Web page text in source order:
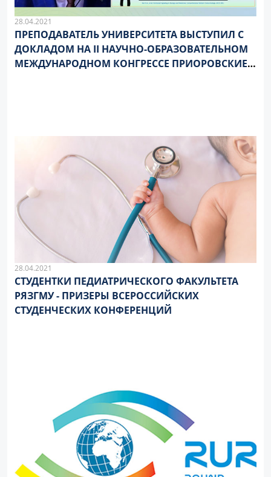
28.04.2021
ПРЕПОДАВАТЕЛЬ УНИВЕРСИТЕТА ВЫСТУПИЛ С
ДОКЛАДОМ НА II НАУЧНО-ОБРАЗОВАТЕЛЬНОМ
МЕЖДУНАРОДНОМ КОНГРЕССЕ ПРИОРОВСКИЕ
28.04.2021
СТУДЕНТКИ ПЕДИАТРИЧЕСКОГО ФАКУЛЬТЕТА
РЯЗГМУ - ПРИЗЕРЫ ВСЕРОССИЙСКИХ
СТУДЕНЧЕСКИХ КОНФЕРЕНЦИЙ